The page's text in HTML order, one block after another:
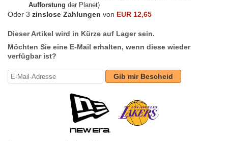
Aufforstung der Planet)
Oder 3 zinslose Zahlungen von EUR 12,65
Dieser Artikel wird in Kürze auf Lager sein.
Möchten Sie eine E-Mail erhalten, wenn diese wieder
verfügbar ist?
Gib mir Bescheid